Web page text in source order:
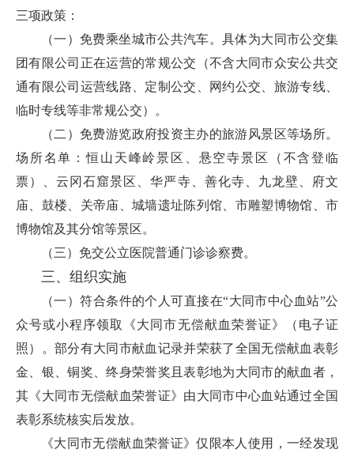
三项政策：
（一）免费乘坐城市公共汽车。具体为大同市公交集
团有限公司正在运营的常规公交（不含大同市众安公共交
通有限公司运营线路、定制公交、网约公交、旅游专线、
临时专线等非常规公交）。
（二）免费游览政府投资主办的旅游风景区等场所。
场所名单：恒山天峰岭景区、悬空寺景区（不含登临
票）、云冈石窟景区、华严寺、善化寺、九龙壁、府文
庙、鼓楼、关帝庙、城墙遗址陈列馆、市雕塑博物馆、市
博物馆及其分馆等景区。
（三）免交公立医院普通门诊诊察费。
三、组织实施
（一）符合条件的个人可直接在“大同市中心血站”公
众号或小程序领取《大同市无偿献血荣誉证》（电子证
照）。部分有大同市献血记录并荣获了全国无偿献血表彰
金、银、铜奖、终身荣誉奖且表彰地为大同市的献血者，
其《大同市无偿献血荣誉证》由大同市中心血站通过全国
表彰系统核实后发放。
《大同市无偿献血荣誉证》仅限本人使用，一经发现